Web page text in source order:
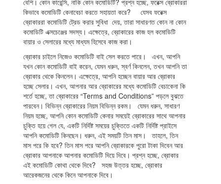
বেশি। কোন কারেন্সি, নাকি কোন কমোডিটি? প্রশ্ন হচ্ছে, ফরেক্স ব্রোকাররা
কিভাবে কমোডিটি কেনাবেচা করতে সহায়তা করে? যেসব ফরেক্স
ব্রোকাররা কমোডিটি ট্রেড করার সুবিধা দেয়, তারা সাধারণত কোন না কোন
কমোডিটি এক্সচেঞ্জের সদস্য। এক্ষেত্রে, ব্রোকারের কাজ হল কমোডিটি
বায়ার ও সেলারের মধ্যে মাধ্যম হিসেবে কাজ করা।
ব্রোকার চাইলে নিজেও কমোডিটি বাই সেল করতে পারে। এখন, আপনি
যখন কোন কমোডিটি বাই করেন, যেমন ধরুন, স্বর্ণ কিনলেন, তখন আপনি তা
ব্রোকার থেকে কিনলেন। এক্ষেত্রে, আপনি হচ্ছেন বায়ার আর ব্রোকার
হচ্ছে সেলার। এখন, আপনার আর ব্রোকারের মধ্যে কমোডিটি বেচাকেনা কি
শর্তে হচ্ছে, তা ব্রোকারের “Terms and Conditions” পড়লে বুঝতে
পারবেন। বিভিন্ন ব্রোকারের নিয়ম বিভিন্ন রকম। যেমন ধরুন, সাধারণ
নিয়ম হচ্ছে, আপনি কোন কমোডিটি কেনার সময়েই ব্রোকারের সাথে আপনার
চুক্তি হয়ে গেল যে, একটি নির্দিষ্ট সময়ের চুক্তিতে একটি নির্দিষ্ট প্রাইসে
আপনি কমোডিটি কিনছেন। ধরুন, এই সময়টি তিন মাস। তাহলে, তিন
মাস পরে কি হবে? তিন মাস পরে আপনি ব্রোকারকে পুরো টাকা দিবেন আর
ব্রোকার আপনাকে আপনার কমোডিটি দিয়ে দিবে। প্রশ্ন হচ্ছে, ব্রোকার
এই কমোডিটি কোথা থেকে দিবে? সহজ উত্তর হচ্ছে, ব্রোকার
আরেকজনের থেকে কিনে আপনাকে দিবে।